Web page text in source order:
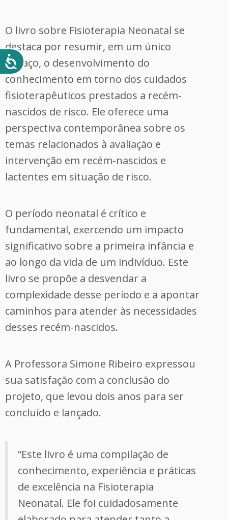
O livro sobre Fisioterapia Neonatal se
destaca por resumir, em um único
espaço, o desenvolvimento do
conhecimento em torno dos cuidados
fisioterapêuticos prestados a recém-
nascidos de risco. Ele oferece uma
perspectiva contemporânea sobre os
temas relacionados à avaliação e
intervenção em recém-nascidos e
lactentes em situação de risco.
O período neonatal é crítico e
fundamental, exercendo um impacto
significativo sobre a primeira infância e
ao longo da vida de um indivíduo. Este
livro se propõe a desvendar a
complexidade desse período e a apontar
caminhos para atender às necessidades
desses recém-nascidos.
A Professora Simone Ribeiro expressou
sua satisfação com a conclusão do
projeto, que levou dois anos para ser
concluído e lançado.
“Este livro é uma compilação de
conhecimento, experiência e práticas
de excelência na Fisioterapia
Neonatal. Ele foi cuidadosamente